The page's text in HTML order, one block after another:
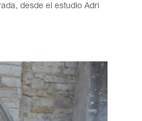
desde el estudio Adri